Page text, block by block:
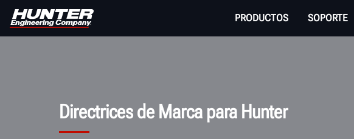
PRODUCTOS SOPORTE
Directrices de Marca para Hunter